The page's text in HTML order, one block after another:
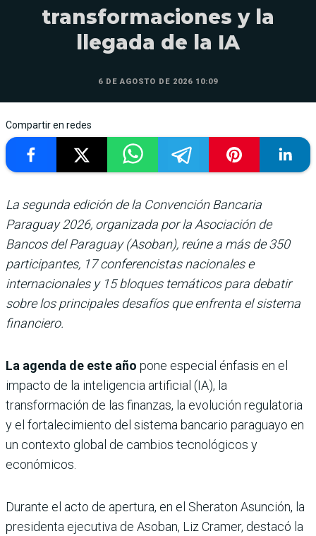
transformaciones y la
llegada de la IA
6 DE AGOSTO DE 2026 10:09
Compartir en redes
La segunda edición de la Convención Bancaria
Paraguay 2026, organizada por la Asociación de
Bancos del Paraguay (Asoban), reúne a más de 350
participantes, 17 conferencistas nacionales e
internacionales y 15 bloques temáticos para debatir
sobre los principales desafíos que enfrenta el sistema
financiero.
La agenda de este año pone especial énfasis en el
impacto de la inteligencia artificial (IA), la
transformación de las finanzas, la evolución regulatoria
y el fortalecimiento del sistema bancario paraguayo en
un contexto global de cambios tecnológicos y
económicos.
Durante el acto de apertura, en el Sheraton Asunción, la
presidenta ejecutiva de Asoban, Liz Cramer, destacó la